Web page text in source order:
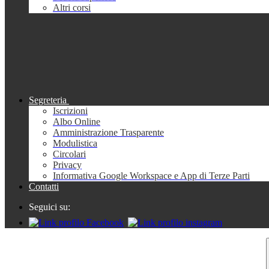
Altri corsi
Segreteria
Iscrizioni
Albo Online
Amministrazione Trasparente
Modulistica
Circolari
Privacy
Informativa Google Workspace e App di Terze Parti
Contatti
Seguici su: